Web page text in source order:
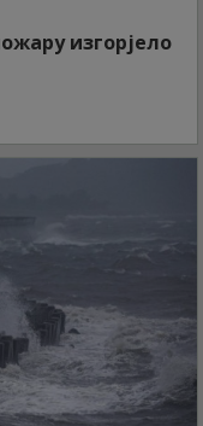
изгорјело